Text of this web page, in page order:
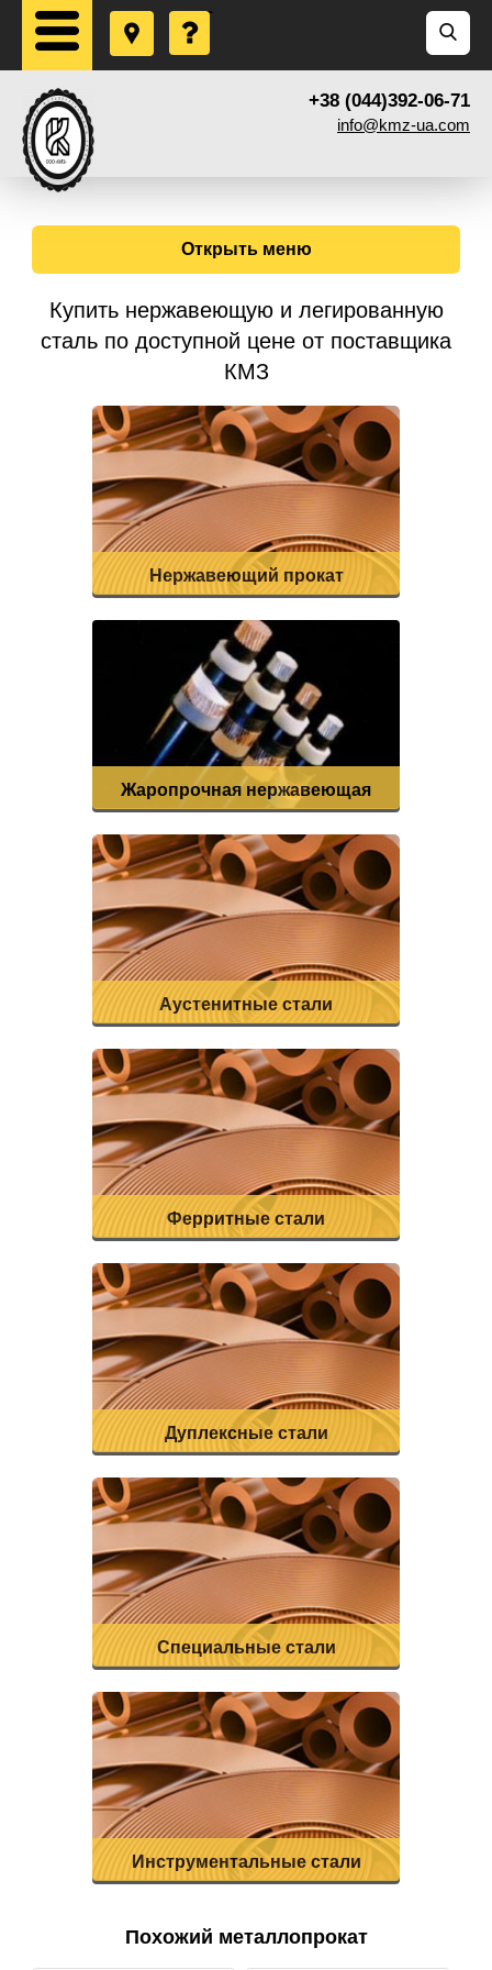
+38 (044)392-06-71
info@kmz-ua.com
Открыть меню
Купить нержавеющую и легированную
сталь по доступной цене от поставщика
КМЗ
Нержавеющий прокат
Жаропрочная нержавеющая
сталь
Аустенитные стали
Ферритные стали
Дуплексные стали
Специальные стали
Инструментальные стали
Похожий металлопрокат